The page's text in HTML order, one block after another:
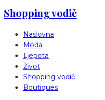
Shopping vodič
Naslovna
Moda
Ljepota
Život
Shopping vodič
Boutiques